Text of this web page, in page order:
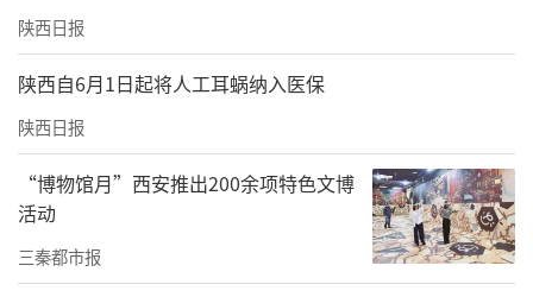
陕西日报
陕西自6月1日起将人工耳蜗纳入医保
陕西日报
“博物馆月”西安推出200余项特色文博
活动
三秦都市报